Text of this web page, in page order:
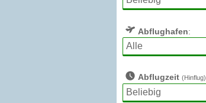
Abflughafen:
Abflugzeit (Hinflug)